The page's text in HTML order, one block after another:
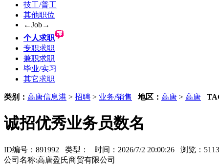
技工/普工
其他职位
←Job→
个人求职
专职求职
兼职求职
毕业/实习
其它求职
类别： 高唐信息港 > 招聘 > 业务/销售 地区： 高唐 > 高唐
诚招优秀业务员数名
ID编号：891992 类型： 时间：2026/7/2 20:00:26 浏览：
公司名称:高唐盈氏商贸有限公司